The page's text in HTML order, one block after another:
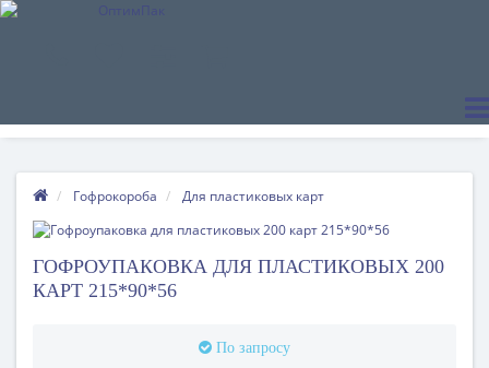
Гофрокороба Для пластиковых карт
ГОФРОУПАКОВКА ДЛЯ ПЛАСТИКОВЫХ 200
КАРТ 215*90*56
По запросу